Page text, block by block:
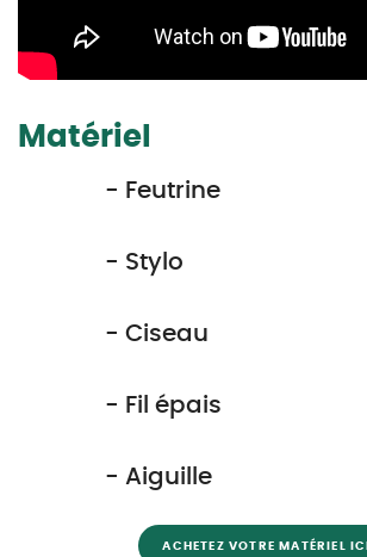
Matériel
- Feutrine
- Stylo
- Ciseau
- Fil épais
- Aiguille
ACHETEZ VOTRE MATÉRIEL ICI